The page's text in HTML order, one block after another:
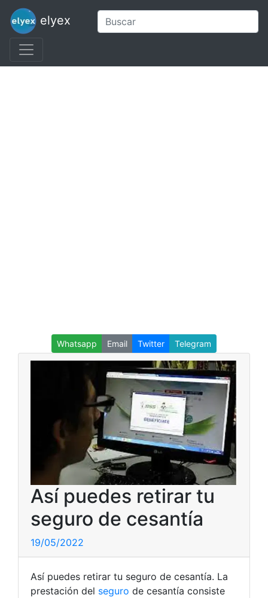
elyex
Whatsapp Email Twitter Telegram
Así puedes retirar tu
seguro de cesantía
19/05/2022
Así puedes retirar tu seguro de cesantía. La
prestación del seguro de cesantía consiste